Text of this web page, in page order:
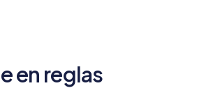
en reglas